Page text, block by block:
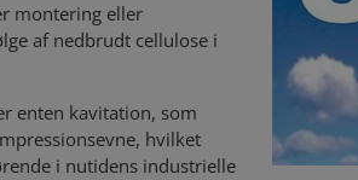
montering eller
af nedbrudt cellulose i
enten kavitation, som
hvilket
i nutidens industrielle